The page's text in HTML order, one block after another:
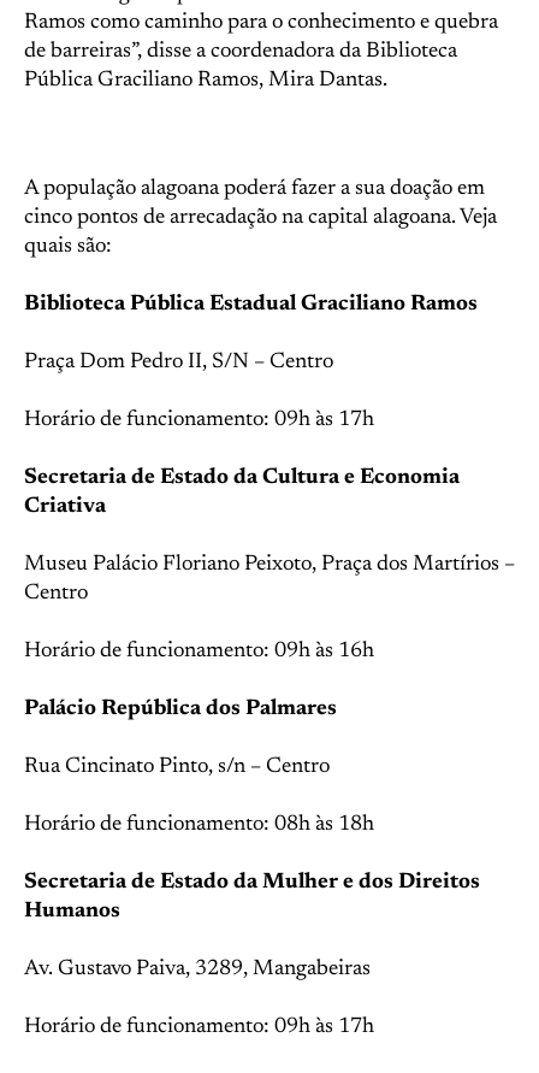
Ramos como caminho para o conhecimento e quebra
de barreiras”, disse a coordenadora da Biblioteca
Pública Graciliano Ramos, Mira Dantas.
A população alagoana poderá fazer a sua doação em
cinco pontos de arrecadação na capital alagoana. Veja
quais são:
Biblioteca Pública Estadual Graciliano Ramos
Praça Dom Pedro II, S/N – Centro
Horário de funcionamento: 09h às 17h
Secretaria de Estado da Cultura e Economia
Criativa
Museu Palácio Floriano Peixoto, Praça dos Martírios –
Centro
Horário de funcionamento: 09h às 16h
Palácio República dos Palmares
Rua Cincinato Pinto, s/n – Centro
Horário de funcionamento: 08h às 18h
Secretaria de Estado da Mulher e dos Direitos
Humanos
Av. Gustavo Paiva, 3289, Mangabeiras
Horário de funcionamento: 09h às 17h